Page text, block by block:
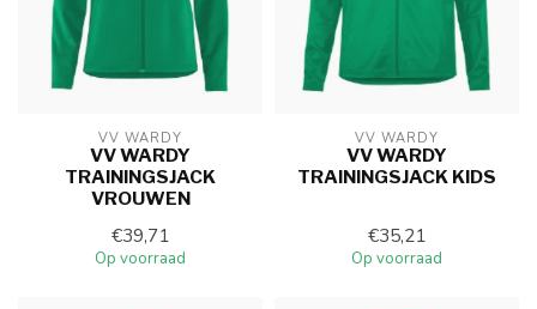
VV WARDY
VV WARDY
TRAININGSJACK
VROUWEN
€39,71
Op voorraad
VV WARDY
VV WARDY
TRAININGSJACK KIDS
€35,21
Op voorraad